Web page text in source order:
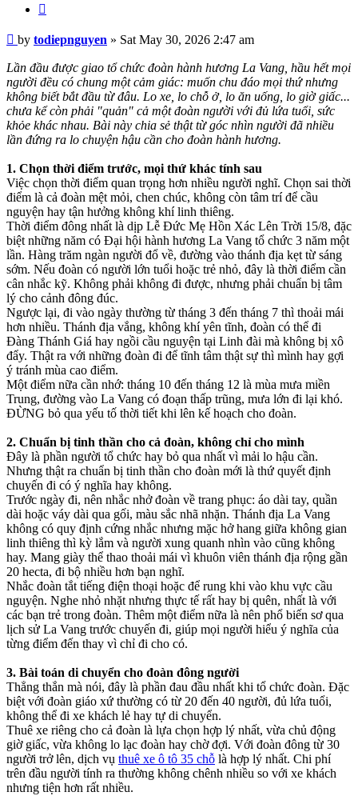
Post
by todiepnguyen » Sat May 30, 2026 2:47 am
Lần đầu được giao tổ chức đoàn hành hương La Vang, hầu hết mọi
người đều có chung một cảm giác: muốn chu đáo mọi thứ nhưng
không biết bắt đầu từ đâu. Lo xe, lo chỗ ở, lo ăn uống, lo giờ giấc...
chưa kể còn phải "quản" cả một đoàn người với đủ lứa tuổi, sức
khỏe khác nhau. Bài này chia sẻ thật từ góc nhìn người đã nhiều
lần đứng ra lo chuyện hậu cần cho đoàn hành hương.
1. Chọn thời điểm trước, mọi thứ khác tính sau
Việc chọn thời điểm quan trọng hơn nhiều người nghĩ. Chọn sai thời
điểm là cả đoàn mệt mỏi, chen chúc, không còn tâm trí để cầu
nguyện hay tận hưởng không khí linh thiêng.
Thời điểm đông nhất là dịp Lễ Đức Mẹ Hồn Xác Lên Trời 15/8, đặc
biệt những năm có Đại hội hành hương La Vang tổ chức 3 năm một
lần. Hàng trăm ngàn người đổ về, đường vào thánh địa kẹt từ sáng
sớm. Nếu đoàn có người lớn tuổi hoặc trẻ nhỏ, đây là thời điểm cần
cân nhắc kỹ. Không phải không đi được, nhưng phải chuẩn bị tâm
lý cho cảnh đông đúc.
Ngược lại, đi vào ngày thường từ tháng 3 đến tháng 7 thì thoải mái
hơn nhiều. Thánh địa vắng, không khí yên tĩnh, đoàn có thể đi
Đàng Thánh Giá hay ngồi cầu nguyện tại Linh đài mà không bị xô
đẩy. Thật ra với những đoàn đi để tĩnh tâm thật sự thì mình hay gợi
ý tránh mùa cao điểm.
Một điểm nữa cần nhớ: tháng 10 đến tháng 12 là mùa mưa miền
Trung, đường vào La Vang có đoạn thấp trũng, mưa lớn đi lại khó.
ĐỪNG bỏ qua yếu tố thời tiết khi lên kế hoạch cho đoàn.
2. Chuẩn bị tinh thần cho cả đoàn, không chỉ cho mình
Đây là phần người tổ chức hay bỏ qua nhất vì mải lo hậu cần.
Nhưng thật ra chuẩn bị tinh thần cho đoàn mới là thứ quyết định
chuyến đi có ý nghĩa hay không.
Trước ngày đi, nên nhắc nhở đoàn về trang phục: áo dài tay, quần
dài hoặc váy dài qua gối, màu sắc nhã nhặn. Thánh địa La Vang
không có quy định cứng nhắc nhưng mặc hở hang giữa không gian
linh thiêng thì kỳ lắm và người xung quanh nhìn vào cũng không
hay. Mang giày thể thao thoải mái vì khuôn viên thánh địa rộng gần
20 hecta, đi bộ nhiều hơn bạn nghĩ.
Nhắc đoàn tắt tiếng điện thoại hoặc để rung khi vào khu vực cầu
nguyện. Nghe nhỏ nhặt nhưng thực tế rất hay bị quên, nhất là với
các bạn trẻ trong đoàn. Thêm một điểm nữa là nên phổ biến sơ qua
lịch sử La Vang trước chuyến đi, giúp mọi người hiểu ý nghĩa của
từng điểm đến thay vì chỉ đi cho có.
3. Bài toán di chuyển cho đoàn đông người
Thẳng thắn mà nói, đây là phần đau đầu nhất khi tổ chức đoàn. Đặc
biệt với đoàn giáo xứ thường có từ 20 đến 40 người, đủ lứa tuổi,
không thể đi xe khách lẻ hay tự di chuyển.
Thuê xe riêng cho cả đoàn là lựa chọn hợp lý nhất, vừa chủ động
giờ giấc, vừa không lo lạc đoàn hay chờ đợi. Với đoàn đông từ 30
người trở lên, dịch vụ thuê xe ô tô 35 chỗ là hợp lý nhất. Chi phí
trên đầu người tính ra thường không chênh nhiều so với xe khách
nhưng tiện hơn rất nhiều.